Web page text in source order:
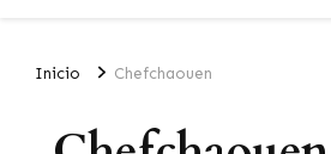
Inicio Chefchaouen